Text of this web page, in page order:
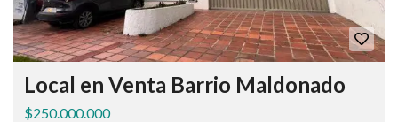
Local en Venta Barrio Maldonado
$250.000.000